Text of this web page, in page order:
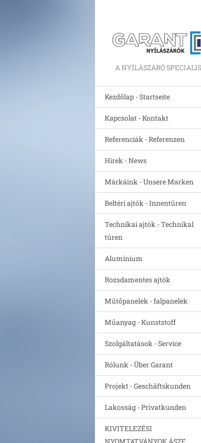
A NYÍLÁSZÁRÓ
Kezdőlap - Startseite
Kapcsolat - Kontakt
Referenciák - Referenzen
Hírek - News
Márkáink - Unsere Marken
Beltéri ajtók - Innentüren
Technikai ajtók - Technikal
türen
Aluminium
Rozsdamentes ajtók
Műtőpanelek - falpanelek
Műanyag - Kunststoff
Szolgáltatások - Service
Rólunk - Über Garant
Projekt - Geschäftskunden
Lakosság - Privatkunden
KIVITELEZÉSI